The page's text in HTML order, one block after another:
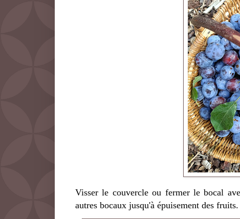
Visser le couvercle ou fermer le bocal
autres bocaux jusqu'à épuisement des fruits.